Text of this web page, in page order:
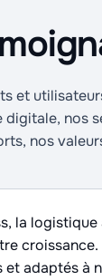
et
digitale, nos
nos
la
croissance.
et adaptés à